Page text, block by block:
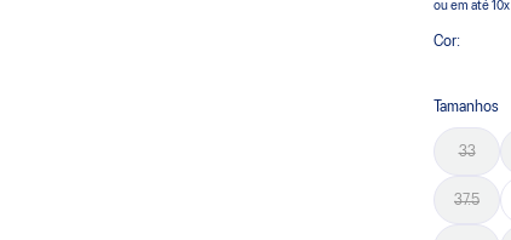
ou 10x
Cor:
Tamanhos
33
37.5